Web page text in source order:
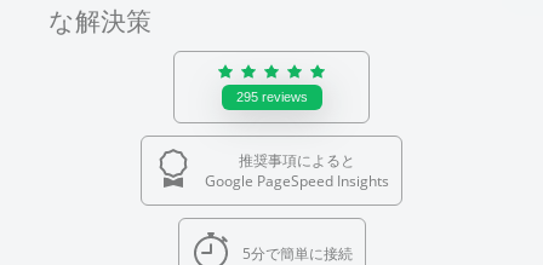
な解決策
295 reviews
推奨事項によると
Google PageSpeed Insights
5分で簡単に接続